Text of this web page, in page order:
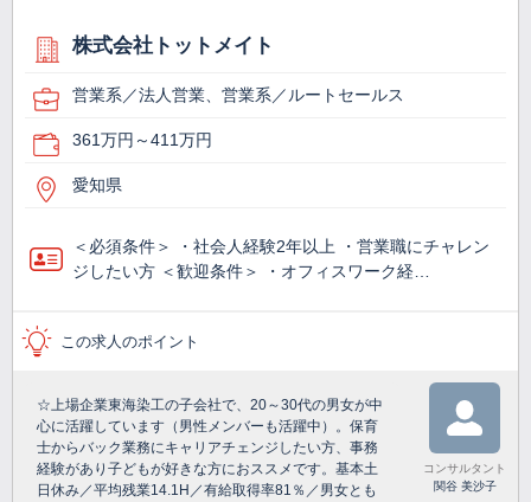
株式会社トットメイト
営業系／法人営業、営業系／ルートセールス
361万円～411万円
愛知県
＜必須条件＞ ・社会人経験2年以上 ・営業職にチャレン
ジしたい方 ＜歓迎条件＞ ・オフィスワーク経…
この求人のポイント
☆上場企業東海染工の子会社で、20～30代の男女が中
心に活躍しています（男性メンバーも活躍中）。保育
士からバック業務にキャリアチェンジしたい方、事務
経験があり子どもが好きな方におススメです。基本土
日休み／平均残業14.1H／有給取得率81％／男女とも
コンサルタント
関谷 美沙子